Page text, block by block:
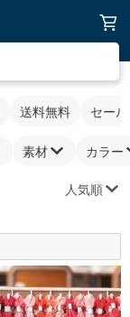
送料無料 セー
素材 カラー
人気順